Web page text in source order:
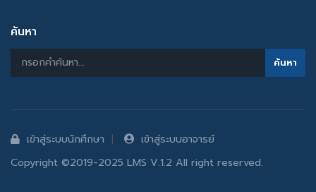
ค้นหา
เข้าสู่ระบบนักศึกษา
เข้าสู่ระบบอาจารย์
Copyright ©2019-2025 LMS V.1.2 All right reserved.